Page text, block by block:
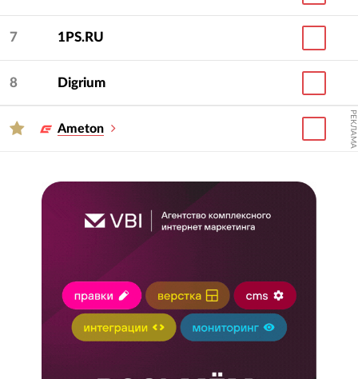
7 1PS.RU
8 Digrium
Ameton РЕКЛАМА